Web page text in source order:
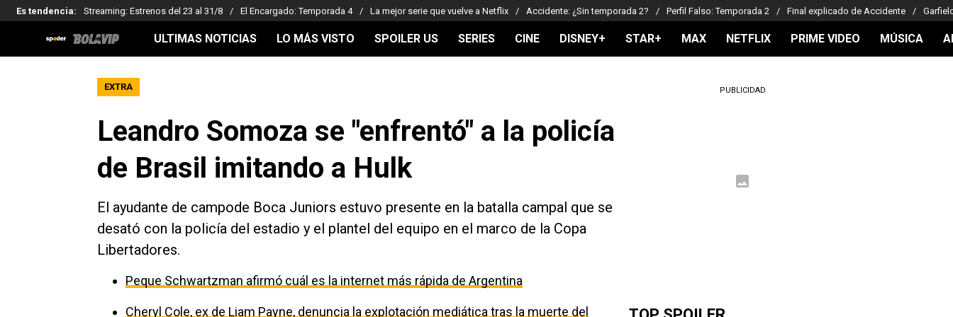
Es tendencia: Streaming: Estrenos del 23 al 31/8 El Encargado: Temporada 4 La mejor serie que vuelve a Netflix Accidente: ¿Sin temporada 2? Perfil Falso: Temporada 2 Final explicado de Accidente
ULTIMAS NOTICIAS LO MÁS VISTO SPOILER US SERIES CINE DISNEY+ STAR+ MAX NETFLIX PRIME VIDEO MÚSICA
EXTRA
Leandro Somoza se "enfrentó" a la policía
de Brasil imitando a Hulk
El ayudante de campode Boca Juniors estuvo presente en la batalla campal que se
desató con la policía del estadio y el plantel del equipo en el marco de la Copa
Libertadores.
Peque Schwartzman afirmó cuál es la internet más rápida de Argentina
Cheryl Cole, ex de Liam Payne, denuncia la explotación mediática tras la muerte del
PUBLICIDAD